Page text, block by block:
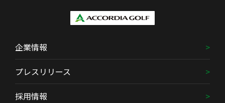
企業情報
プレスリリース
採用情報